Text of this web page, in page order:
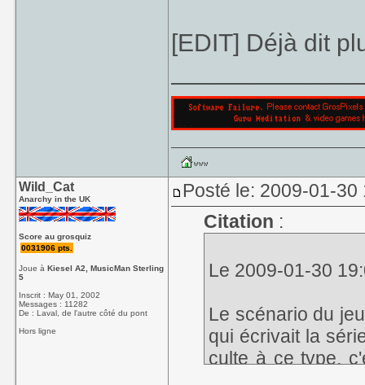
[EDIT] Déjà dit
Wild_Cat
Anarchy in the UK
Score au grosquiz
0031906 pts.
Joue àKiesel A2, MusicMan Sterling
5
Inscrit : May 01, 2002
Messages : 11282
De : Laval, de l'autre côté du pont
Hors ligne
Posté le: 2009-01-30
Citation :
Le 2009-01-30
Le scénario du
qui écrivait la
culte à ce type,